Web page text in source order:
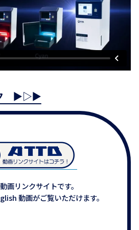
▶▷▶
画リンクサイトです。
動画がご覧いただけます。